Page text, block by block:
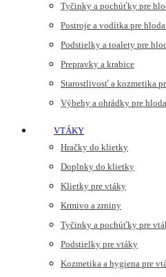
Tyčinky a pochúťky pre
Postroje a vodítka pre
Podstielky a toalety pre
Prepravky a krabice
Starostlivosť a kozmetika
Výbehy a ohrádky pre
VTÁKY
Hračky do klietky
Doplnky do klietky
Klietky pre vtáky
Krmivo a zrniny
Tyčinky a pochúťky pre
Podstielky pre vtáky
Kozmetika a hygiena pre